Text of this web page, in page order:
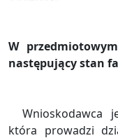
W
następujący stan
Wnioskodawca
która prowadzi